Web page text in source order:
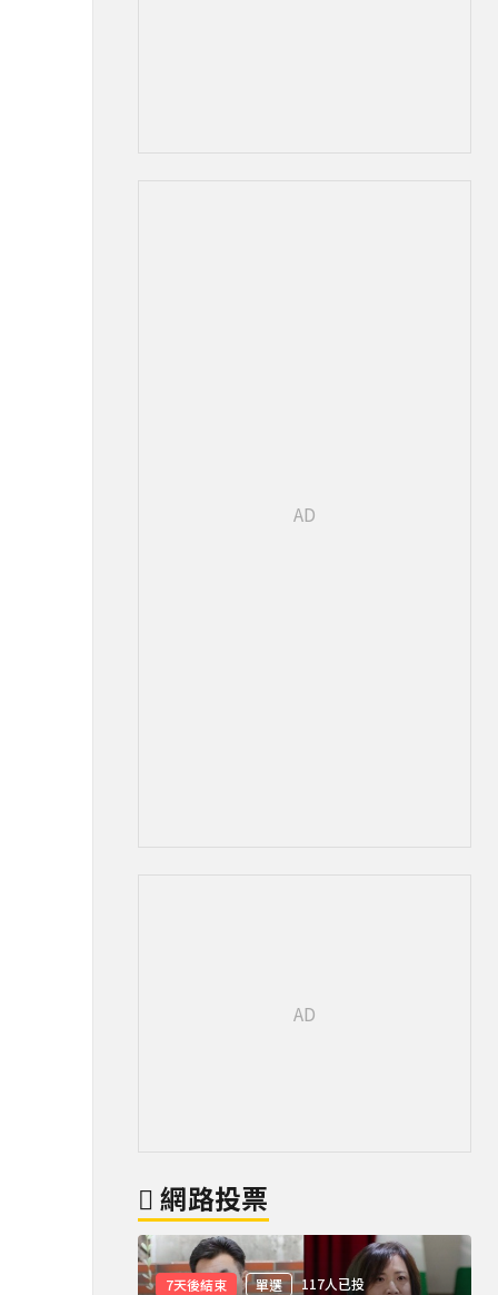
網路投票
7天後結束 單選 117人已投